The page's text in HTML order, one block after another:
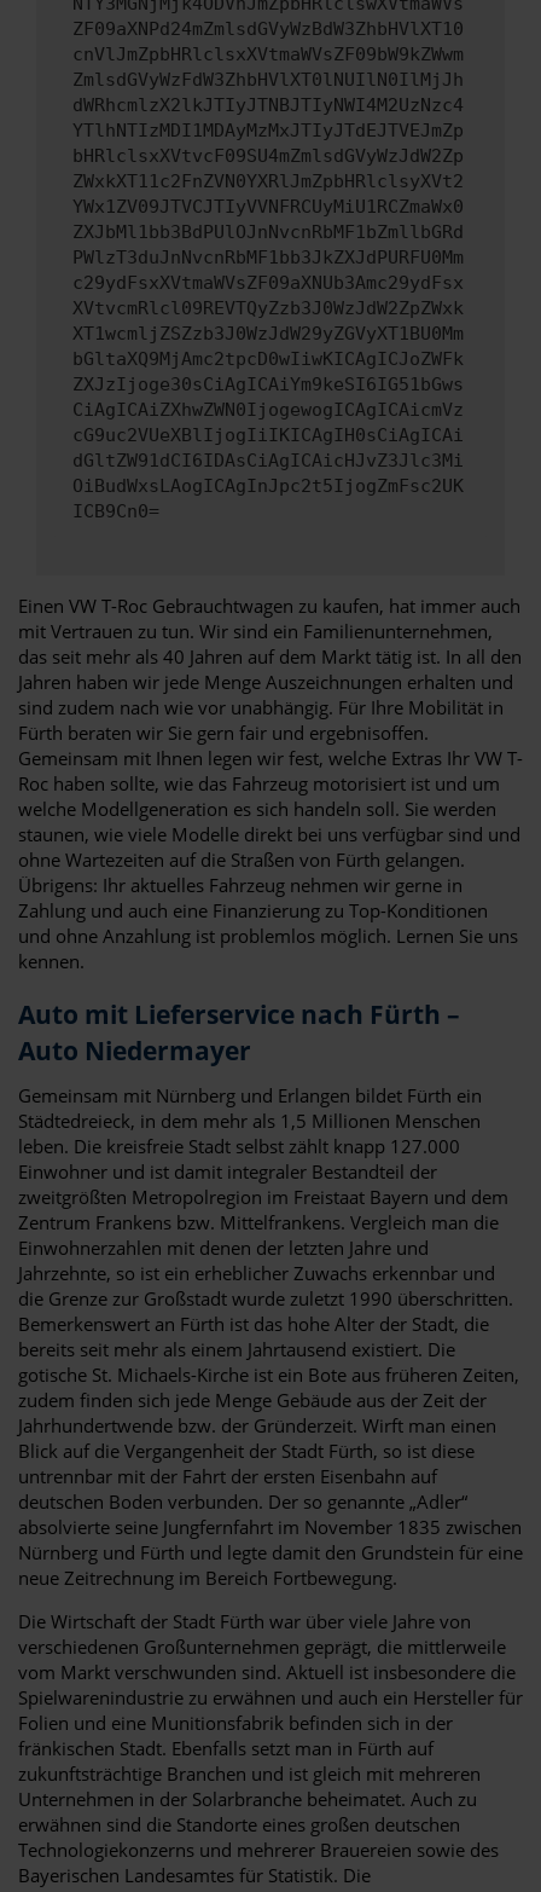
ZF09aXNPd24mZmlsdGVyWzBdW3ZhbHVlXT10
cnVlJmZpbHRlclsxXVtmaWVsZF09bW9kZWwm
ZmlsdGVyWzFdW3ZhbHVlXT0lNUIlN0IlMjJh
dWRhcmlzX2lkJTIyJTNBJTIyNWI4M2UzNzc4
YTlhNTIzMDI1MDAyMzMxJTIyJTdEJTVEJmZp
bHRlclsxXVtvcF09SU4mZmlsdGVyWzJdW2Zp
ZWxkXT11c2FnZVN0YXRlJmZpbHRlclsyXVt2
YWx1ZV09JTVCJTIyVVNFRCUyMiU1RCZmaWx0
ZXJbMl1bb3BdPUlOJnNvcnRbMF1bZmllbGRd
PWlzT3duJnNvcnRbMF1bb3JkZXJdPURFU0Mm
c29ydFsxXVtmaWVsZF09aXNUb3Amc29ydFsx
XVtvcmRlcl09REVTQyZzb3J0WzJdW2ZpZWxk
XT1wcmljZSZzb3J0WzJdW29yZGVyXT1BU0Mm
bGltaXQ9MjAmc2tpcD0wIiwKICAgICJoZWFk
ZXJzIjoge30sCiAgICAiYm9keSI6IG51bGws
CiAgICAiZXhwZWN0IjogewogICAgICAicmVz
cG9uc2VUeXBlIjogIiIKICAgIH0sCiAgICAi
dGltZW91dCI6IDAsCiAgICAicHJvZ3Jlc3Mi
OiBudWxsLAogICAgInJpc2t5IjogZmFsc2UK
ICB9Cn0=
Einen VW T-Roc Gebrauchtwagen zu kaufen, hat immer auch
mit Vertrauen zu tun. Wir sind ein Familienunternehmen,
das seit mehr als 40 Jahren auf dem Markt tätig ist. In all den
Jahren haben wir jede Menge Auszeichnungen erhalten und
sind zudem nach wie vor unabhängig. Für Ihre Mobilität in
Fürth beraten wir Sie gern fair und ergebnisoffen.
Gemeinsam mit Ihnen legen wir fest, welche Extras Ihr VW T-
Roc haben sollte, wie das Fahrzeug motorisiert ist und um
welche Modellgeneration es sich handeln soll. Sie werden
staunen, wie viele Modelle direkt bei uns verfügbar sind und
ohne Wartezeiten auf die Straßen von Fürth gelangen.
Übrigens: Ihr aktuelles Fahrzeug nehmen wir gerne in
Zahlung und auch eine Finanzierung zu Top-Konditionen
und ohne Anzahlung ist problemlos möglich. Lernen Sie uns
kennen.
Auto mit Lieferservice nach Fürth –
Auto Niedermayer
Gemeinsam mit Nürnberg und Erlangen bildet Fürth ein
Städtedreieck, in dem mehr als 1,5 Millionen Menschen
leben. Die kreisfreie Stadt selbst zählt knapp 127.000
Einwohner und ist damit integraler Bestandteil der
zweitgrößten Metropolregion im Freistaat Bayern und dem
Zentrum Frankens bzw. Mittelfrankens. Vergleich man die
Einwohnerzahlen mit denen der letzten Jahre und
Jahrzehnte, so ist ein erheblicher Zuwachs erkennbar und
die Grenze zur Großstadt wurde zuletzt 1990 überschritten.
Bemerkenswert an Fürth ist das hohe Alter der Stadt, die
bereits seit mehr als einem Jahrtausend existiert. Die
gotische St. Michaels-Kirche ist ein Bote aus früheren Zeiten,
zudem finden sich jede Menge Gebäude aus der Zeit der
Jahrhundertwende bzw. der Gründerzeit. Wirft man einen
Blick auf die Vergangenheit der Stadt Fürth, so ist diese
untrennbar mit der Fahrt der ersten Eisenbahn auf
deutschen Boden verbunden. Der so genannte „Adler“
absolvierte seine Jungfernfahrt im November 1835 zwischen
Nürnberg und Fürth und legte damit den Grundstein für eine
neue Zeitrechnung im Bereich Fortbewegung.
Die Wirtschaft der Stadt Fürth war über viele Jahre von
verschiedenen Großunternehmen geprägt, die mittlerweile
vom Markt verschwunden sind. Aktuell ist insbesondere die
Spielwarenindustrie zu erwähnen und auch ein Hersteller für
Folien und eine Munitionsfabrik befinden sich in der
fränkischen Stadt. Ebenfalls setzt man in Fürth auf
zukunftsträchtige Branchen und ist gleich mit mehreren
Unternehmen in der Solarbranche beheimatet. Auch zu
erwähnen sind die Standorte eines großen deutschen
Technologiekonzerns und mehrerer Brauereien sowie des
Bayerischen Landesamtes für Statistik. Die